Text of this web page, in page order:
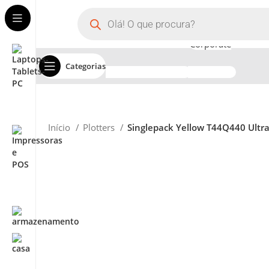
Categorias
Assistência Técnica
Corporate
Início Plotters Singlepack Yellow T44Q440